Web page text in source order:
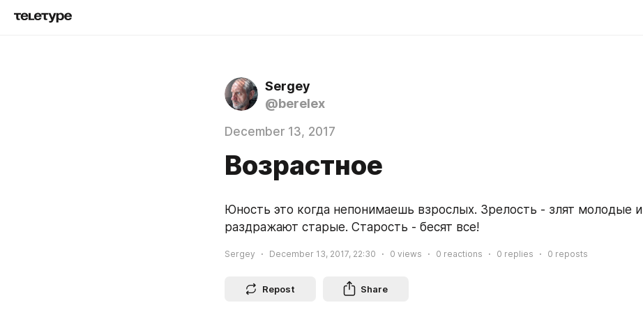
Sergey
@berelex
December 13, 2017
Возрастное
Юность это когда непонимаешь взрослых. Зрелость - злят молодые и
раздражают старые. Старость - бесят все!
Sergey December 13, 2017, 22:30 0 views 0 reactions 0 replies 0 reposts
Repost Share